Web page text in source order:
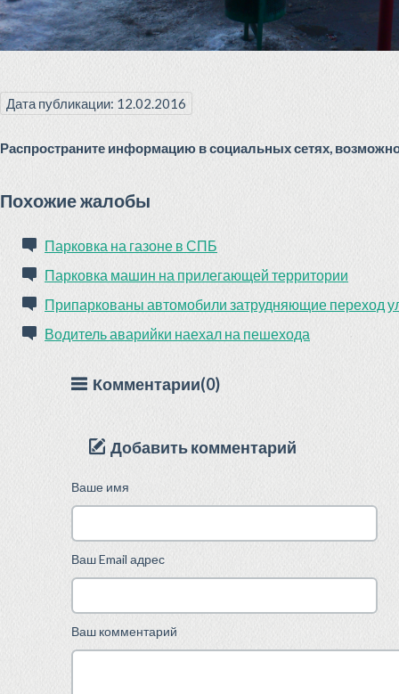
Дата публикации: 12.02.2016
Распространите информацию в социальных сетях,
Похожие жалобы
Парковка на газоне в СПБ
Парковка машин на прилегающей территории
Припаркованы автомобили затрудняющие переход
Водитель аварийки наехал на пешехода
Комментарии(0)
Добавить комментарий
Ваше имя
Ваш Email адрес
Ваш комментарий